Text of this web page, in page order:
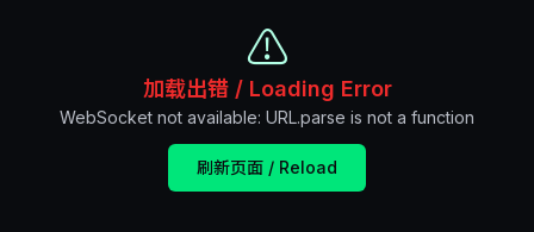
⚠️
加载出错 / Loading Error
WebSocket not available: URL.parse is not a function
刷新页面 / Reload